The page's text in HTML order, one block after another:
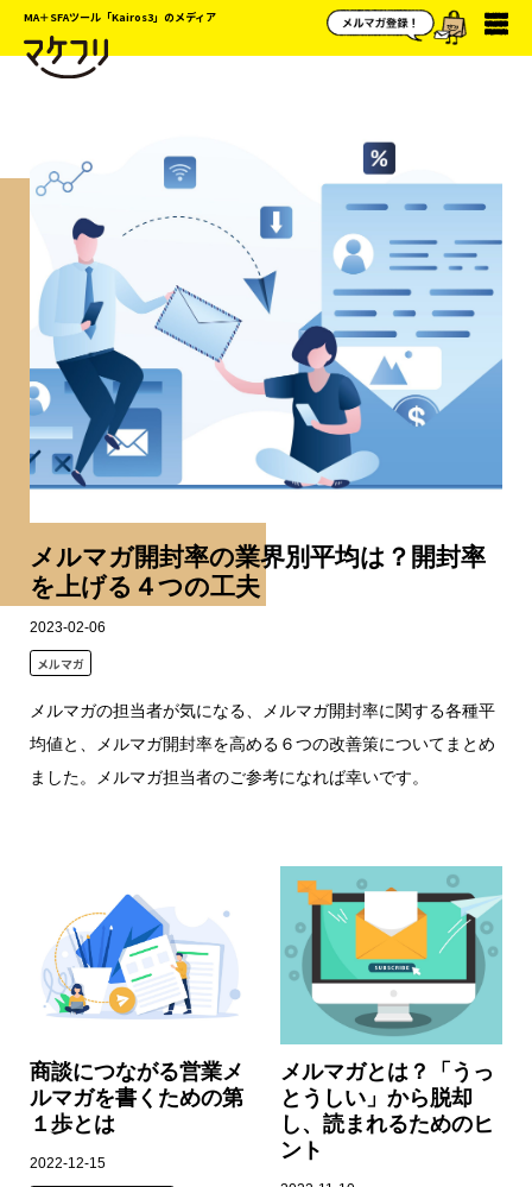
MA＋SFAツール「Kairos3」のメディア
メルマガ開封率の業界別平均は？開封率
を上げる４つの工夫
2023-02-06
メルマガ
メルマガの担当者が気になる、メルマガ開封率に関する各種平
均値と、メルマガ開封率を高める６つの改善策についてまとめ
ました。メルマガ担当者のご参考になれば幸いです。
商談につながる営業メ
ルマガを書くための第
１歩とは
2022-12-15
メルマガとは？「うっ
とうしい」から脱却
し、読まれるためのヒ
ント